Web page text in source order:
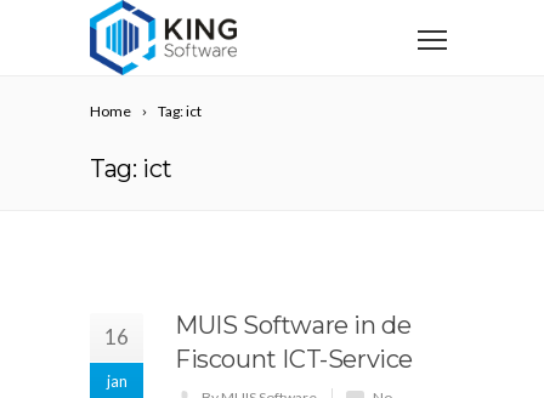
Home Tag: ict
Tag: ict
16
jan
MUIS Software in de
Fiscount ICT-Service